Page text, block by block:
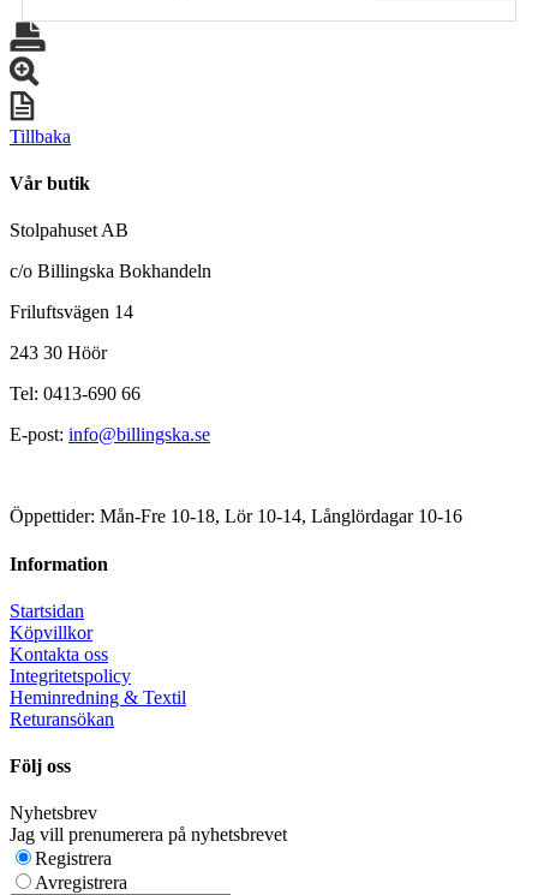
Tillbaka
Vår butik
Stolpahuset AB
c/o Billingska Bokhandeln
Friluftsvägen 14
243 30 Höör
Tel: 0413-690 66
E-post: info@billingska.se
Öppettider: Mån-Fre 10-18, Lör 10-14, Långlördagar 10-16
Information
Startsidan
Köpvillkor
Kontakta oss
Integritetspolicy
Heminredning & Textil
Returansökan
Följ oss
Nyhetsbrev
Jag vill prenumerera på nyhetsbrevet
Registrera
Avregistrera